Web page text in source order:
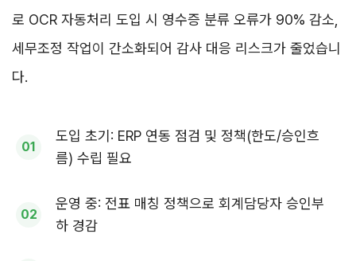
로 OCR 자동처리 도입 시 영수증 분류 오류가 90% 감소,
세무조정 작업이 간소화되어 감사 대응 리스크가 줄었습니
다.
도입 초기: ERP 연동 점검 및 정책(한도/승인흐
름) 수립 필요
운영 중: 전표 매칭 정책으로 회계담당자 승인부
하 경감